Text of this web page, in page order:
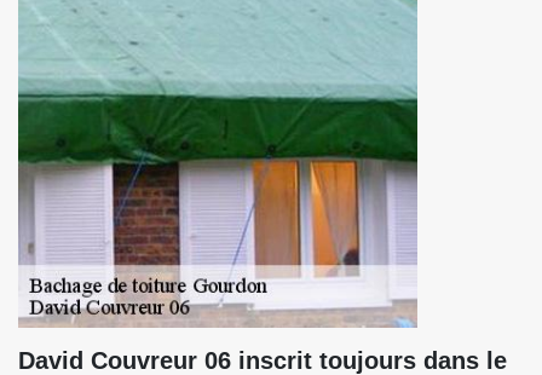
David Couvreur 06 inscrit toujours dans le